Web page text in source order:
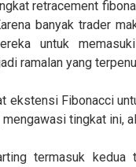
retracement
banyak trader
untuk
ramalan yang
ekstensi Fibonacci
tingkat ini,
termasuk